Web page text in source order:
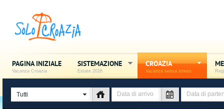
PAGINA INIZIALE
Vacanza Croazia
SISTEMAZIONE
Estate 2026
CROAZIA
Vacanza senza stress
Tutti